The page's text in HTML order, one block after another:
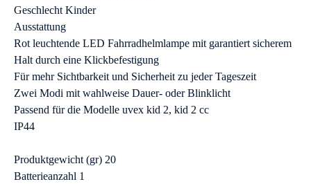
Geschlecht Kinder
Ausstattung
Rot leuchtende LED Fahrradhelmlampe mit garantiert sicherem
Halt durch eine Klickbefestigung
Für mehr Sichtbarkeit und Sicherheit zu jeder Tageszeit
Zwei Modi mit wahlweise Dauer- oder Blinklicht
Passend für die Modelle uvex kid 2, kid 2 cc
IP44
Produktgewicht (gr) 20
Batterieanzahl 1